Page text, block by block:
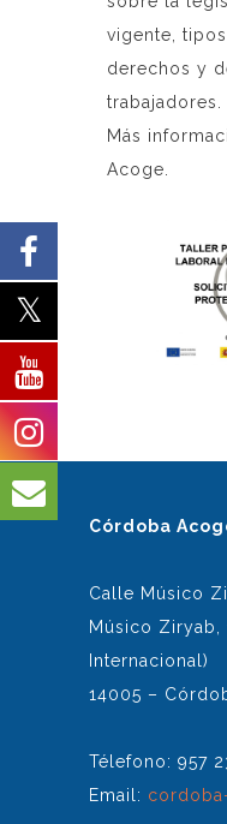
vigente,
derechos y
trabajadores.
Más
Acoge.
Córdoba
Calle Músico
Músico Ziryab,
Internacional)
14005 –
Télefono: 957
Email: